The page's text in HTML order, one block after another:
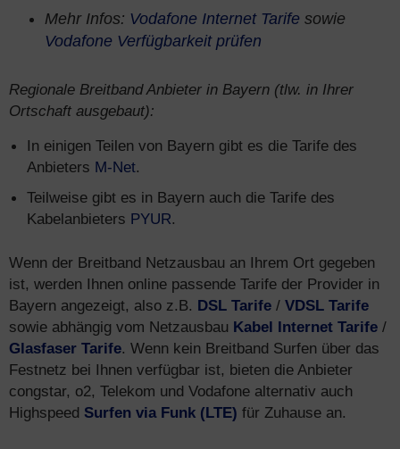
Mehr Infos: Vodafone Internet Tarife sowie
Vodafone Verfügbarkeit prüfen
Regionale Breitband Anbieter in Bayern (tlw. in Ihrer
Ortschaft ausgebaut):
In einigen Teilen von Bayern gibt es die Tarife des
Anbieters M-Net.
Teilweise gibt es in Bayern auch die Tarife des
Kabelanbieters PYUR.
Wenn der Breitband Netzausbau an Ihrem Ort gegeben
ist, werden Ihnen online passende Tarife der Provider in
Bayern angezeigt, also z.B. DSL Tarife / VDSL Tarife
sowie abhängig vom Netzausbau Kabel Internet Tarife /
Glasfaser Tarife. Wenn kein Breitband Surfen über das
Festnetz bei Ihnen verfügbar ist, bieten die Anbieter
congstar, o2, Telekom und Vodafone alternativ auch
Highspeed Surfen via Funk (LTE) für Zuhause an.